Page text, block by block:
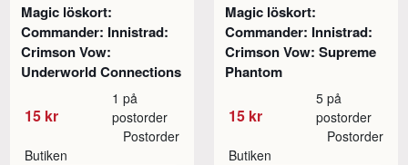
Magic löskort:
Commander: Innistrad:
Crimson Vow:
Underworld Connections
15 kr
1 på
postorder
Butiken
Postorder
Magic löskort:
Commander: Innistrad:
Crimson Vow: Supreme
Phantom
15 kr
5 på
postorder
Butiken
Postorder